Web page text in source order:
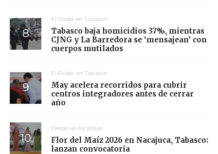
El Poder en Tabasco
Tabasco baja homicidios 37%, mientras
CJNG y La Barredora se ‘mensajean’ con
cuerpos mutilados
El Poder en Tabasco
May acelera recorridos para cubrir
centros integradores antes de cerrar
año
Desde las Alcaldías
Flor del Maíz 2026 en Nacajuca, Tabasco:
lanzan convocatoria